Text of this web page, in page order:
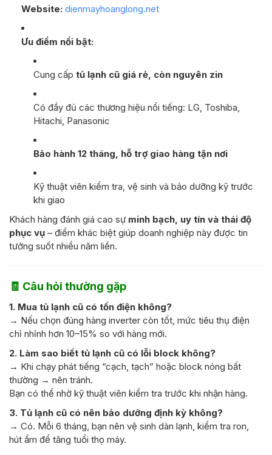
Website: dienmayhoanglong.net
Ưu điểm nổi bật:
Cung cấp tủ lạnh cũ giá rẻ, còn nguyên zin
Có đầy đủ các thương hiệu nổi tiếng: LG, Toshiba,
Hitachi, Panasonic
Bảo hành 12 tháng, hỗ trợ giao hàng tận nơi
Kỹ thuật viên kiểm tra, vệ sinh và bảo dưỡng kỹ trước
khi giao
Khách hàng đánh giá cao sự minh bạch, uy tín và thái độ
phục vụ – điểm khác biệt giúp doanh nghiệp này được tin
tưởng suốt nhiều năm liền.
🧾 Câu hỏi thường gặp
1. Mua tủ lạnh cũ có tốn điện không?
→ Nếu chọn đúng hàng inverter còn tốt, mức tiêu thụ điện
chỉ nhỉnh hơn 10–15% so với hàng mới.
2. Làm sao biết tủ lạnh cũ có lỗi block không?
→ Khi chạy phát tiếng “cạch, tạch” hoặc block nóng bất
thường → nên tránh.
Bạn có thể nhờ kỹ thuật viên kiểm tra trước khi nhận hàng.
3. Tủ lạnh cũ có nên bảo dưỡng định kỳ không?
→ Có. Mỗi 6 tháng, bạn nên vệ sinh dàn lạnh, kiểm tra ron,
hút ẩm để tăng tuổi thọ máy.